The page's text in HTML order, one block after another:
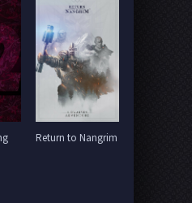
Return to Nangrim